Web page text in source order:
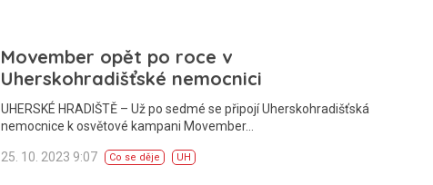
Movember opět po roce v
Uherskohradišťské nemocnici
UHERSKÉ HRADIŠTĚ – Už po sedmé se připojí Uherskohradišťská
nemocnice k osvětové kampani Movember…
25. 10. 2023 9:07 Co se děje UH